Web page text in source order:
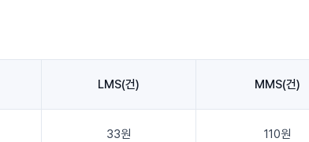
LMS(건) MMS(건)
33원 110원